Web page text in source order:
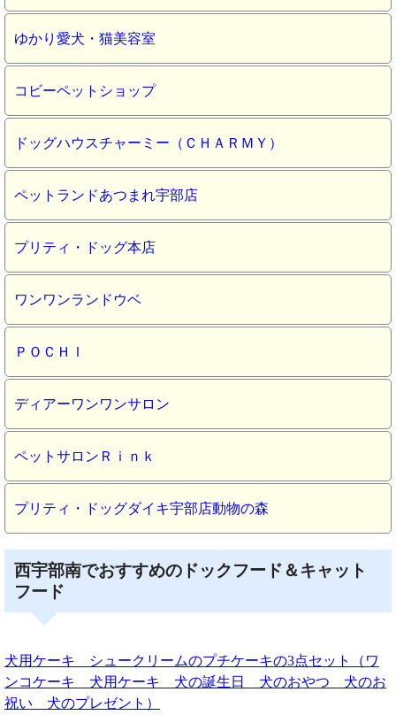
ゆかり愛犬・猫美容室
コビーペットショップ
ドッグハウスチャーミー（ＣＨＡＲＭＹ）
ペットランドあつまれ宇部店
プリティ・ドッグ本店
ワンワンランドウベ
ＰＯＣＨＩ
ディアーワンワンサロン
ペットサロンＲｉｎｋ
プリティ・ドッグダイキ宇部店動物の森
西宇部南でおすすめのドックフード＆キャット
フード
犬用ケーキ シュークリームのプチケーキの3点セット（ワ
ンコケーキ 犬用ケーキ 犬の誕生日 犬のおやつ 犬のお
祝い 犬のプレゼント）